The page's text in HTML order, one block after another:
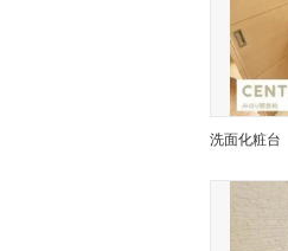
洗面化粧台